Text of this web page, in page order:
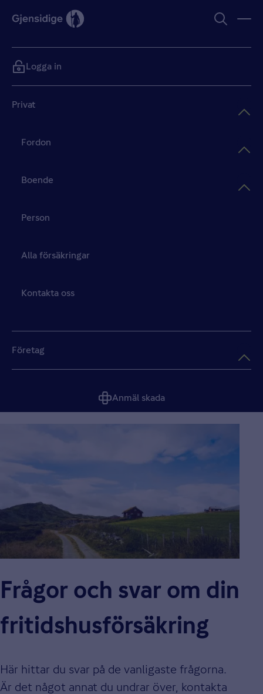
Privat
Fordon
Boende
Person
Alla försäkringar
Kontakta oss
Företag
Anmäl skada
Logga in
Frågor och svar om din
fritidshus­försäkring
Här hittar du svar på de vanligaste frågorna.
Är det något annat du undrar över, kontakta